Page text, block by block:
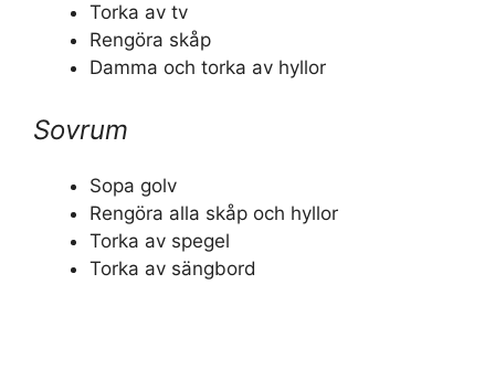
Torka av tv
Rengöra skåp
Damma och torka av hyllor
Sovrum
Sopa golv
Rengöra alla skåp och hyllor
Torka av spegel
Torka av sängbord